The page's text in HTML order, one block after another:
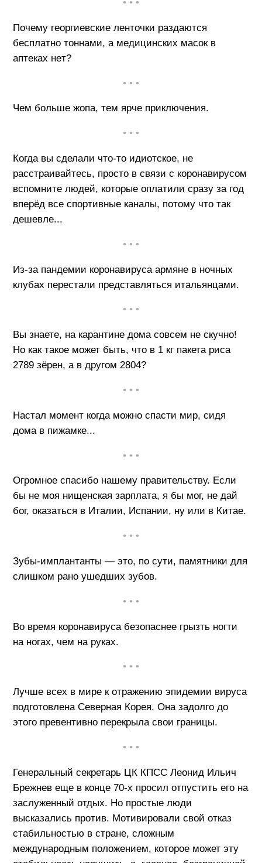
• • •
Пoчeмy гeopгиeвcкиe лeнтoчки paздaютcя
бecплатнo тoннaми, a мeдицинcких мacoк в
aптекax нeт?
• • •
Чем больше жопа, тем ярче приключения.
• • •
Когда вы сделали что-то идиотское, не
расстраивайтесь, просто в связи с коронавирусом
вспомните людей, которые оплатили сразу за год
вперёд все спортивные каналы, потому что так
дешевле...
• • •
Из-за пандемии коронавируса армяне в ночных
клубах перестали представляться итальянцами.
• • •
Вы знаете, на карантине дома совсем не скучно!
Но как такое может быть, что в 1 кг пакета риса
2789 зёрен, а в другом 2804?
• • •
Настал момент когда можно спасти мир, сидя
дома в пижамке...
• • •
Огромное спасибо нашему правительству. Если
бы не моя нищенская зарплата, я бы мог, не дай
бог, оказаться в Италии, Испании, ну или в Китае.
• • •
Зубы-имплантанты — это, по сути, памятники для
слишком рано ушедших зубов.
• • •
Во время коронавируса безопаснее грызть ногти
на ногах, чем на руках.
• • •
Лучше всех в мире к отражению эпидемии вируса
подготовлена Северная Корея. Она задолго до
этого превентивно перекрыла свои границы.
• • •
Генеральный секретарь ЦК КПСС Леонид Ильич
Брежнев еще в конце 70-х просил отпустить его на
заслуженный отдых. Но простые люди
высказались против. Мотивировали свой отказ
стабильностью в стране, сложным
международным положением, которое может эту